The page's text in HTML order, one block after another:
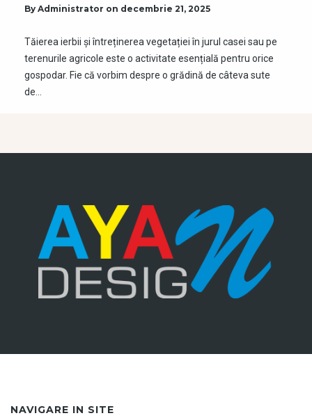
By Administrator on decembrie 21, 2025
Tăierea ierbii și întreținerea vegetației în jurul casei sau pe
terenurile agricole este o activitate esențială pentru orice
gospodar. Fie că vorbim despre o grădină de câteva sute
de…
NAVIGARE IN SITE